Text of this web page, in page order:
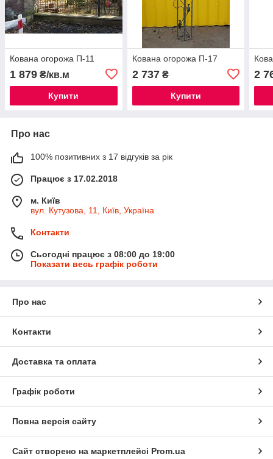
Кована огорожа П-11
1 879 ₴/кв.м
Купити
Кована огорожа П-17
2 737₴
Купити
2
Про нас
100% позитивних з 17 відгуків за рік
Працює з 17.02.2018
м. Київ
вул. Кутузова, 11, Київ, Україна
Контакти
Сьогодні працює з 08:00 до 19:00
Показати весь графік роботи
Про нас
Контакти
Доставка та оплата
Графік роботи
Повна версія сайту
Сайт створено на маркетплейсі Prom.ua